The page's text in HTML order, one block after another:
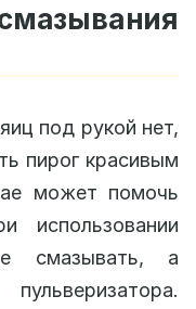
под рукой нет,
пирог красивым
может помочь
использовании
смазывать, а